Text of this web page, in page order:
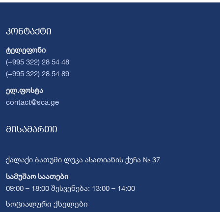
კონტაქტი
ტელეფონი
(+995 322) 28 54 48
(+995 322) 28 54 89
ელ.ფოსტა
contact@sca.ge
მისამართი
ქალაქი ბათუმი ლუკა ასათიანის ქუჩა № 37
სამუშაო საათები
09:00 – 18:00 შესვენება: 13:00 – 14:00
სოციალური ქსელები